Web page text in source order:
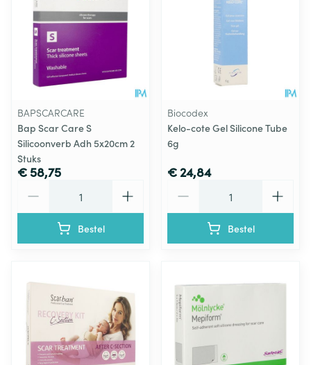
BAPSCARCARE
Bap Scar Care S
Silicoonverb Adh 5x20cm 2
Stuks
€ 58,75
Bestel
Biocodex
Kelo-cote Gel Silicone Tube
6g
€ 24,84
Bestel